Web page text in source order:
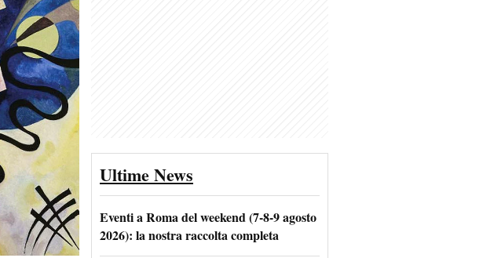
Ultime News
Eventi a Roma del weekend (7-8-9 agosto
2026): la nostra raccolta completa